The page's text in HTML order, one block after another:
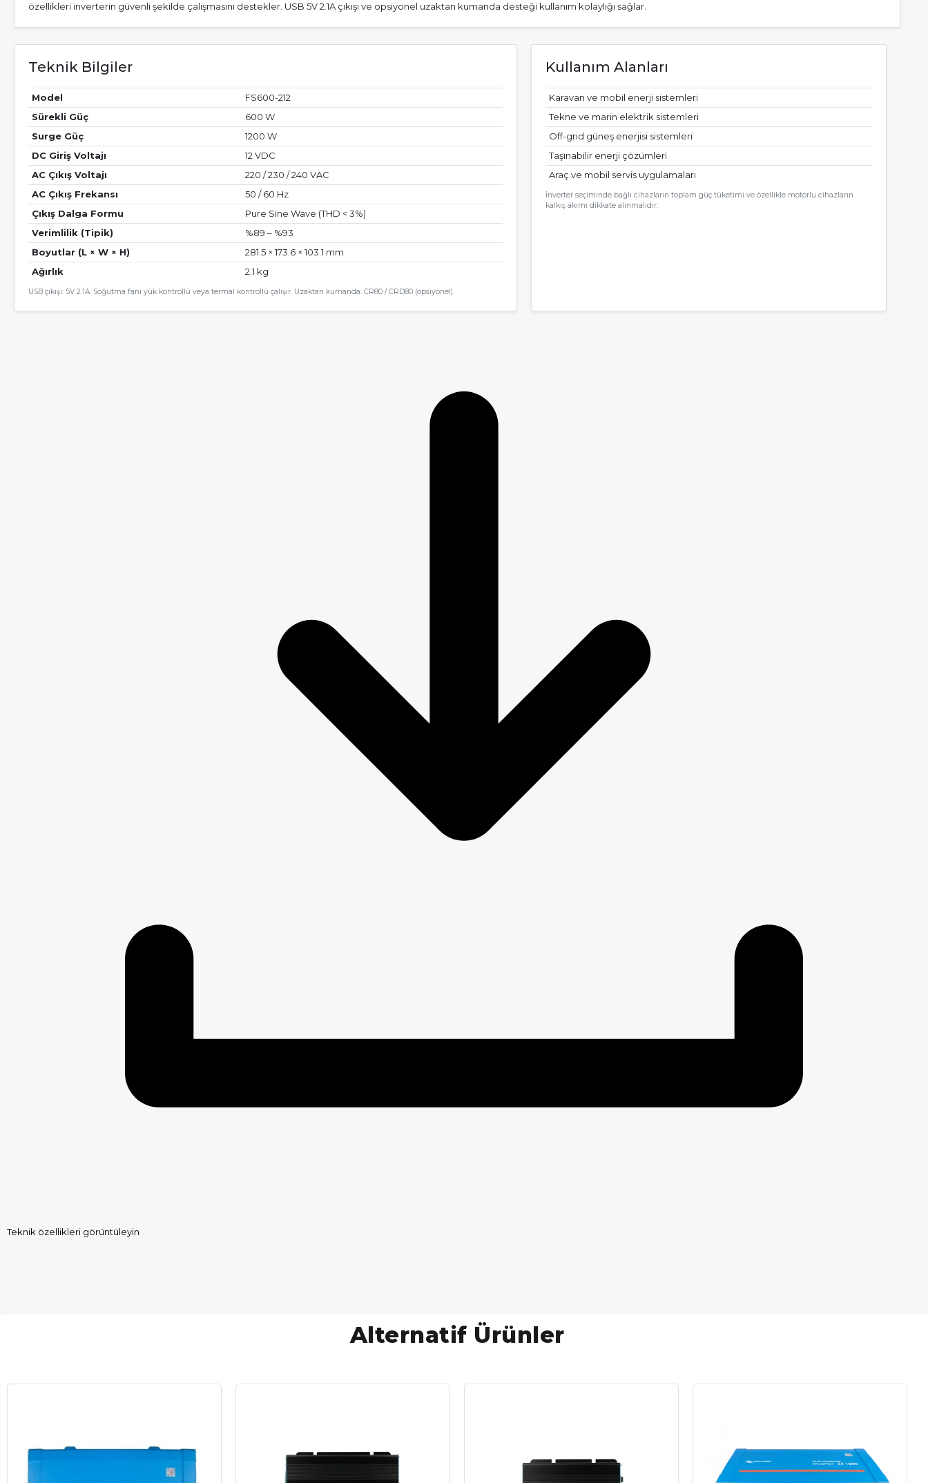
özellikleri inverterin güvenli şekilde çalışmasını destekler. USB 5V 2.1A çıkışı ve opsiyonel uzaktan kumanda desteği kullanım kolaylığı sağlar.
Teknik Bilgiler
Model
FS600-212
Sürekli Güç
600 W
Surge Güç
1200 W
DC Giriş Voltajı
12 VDC
AC Çıkış Voltajı
220 / 230 / 240 VAC
AC Çıkış Frekansı
50 / 60 Hz
Çıkış Dalga Formu
Pure Sine Wave (THD < 3%)
Verimlilik (Tipik)
%89 – %93
Boyutlar (L × W × H)
281.5 × 173.6 × 103.1 mm
Ağırlık
2.1 kg
USB çıkışı: 5V 2.1A. Soğutma fanı yük kontrollü veya termal kontrollü çalışır. Uzaktan kumanda: CR80 / CRD80 (opsiyonel).
Kullanım Alanları
Karavan ve mobil enerji sistemleri
Tekne ve marin elektrik sistemleri
Off-grid güneş enerjisi sistemleri
Taşınabilir enerji çözümleri
Araç ve mobil servis uygulamaları
İnverter seçiminde bağlı cihazların toplam güç tüketimi ve özellikle motorlu cihazların
kalkış akımı dikkate alınmalıdır.
Teknik özellikleri görüntüleyin
Alternatif Ürünler